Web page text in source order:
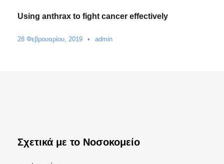
Using anthrax to fight cancer effectively
28 Φεβρουαρίου, 2019 • admin
Σχετικά με το Νοσοκομείο